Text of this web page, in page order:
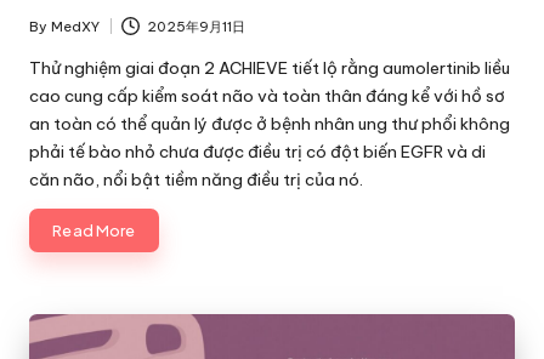
Posted
by
By MedXY 2025年9月11日
Thử nghiệm giai đoạn 2 ACHIEVE tiết lộ rằng aumolertinib liều
cao cung cấp kiểm soát não và toàn thân đáng kể với hồ sơ
an toàn có thể quản lý được ở bệnh nhân ung thư phổi không
phải tế bào nhỏ chưa được điều trị có đột biến EGFR và di
căn não, nổi bật tiềm năng điều trị của nó.
Read More